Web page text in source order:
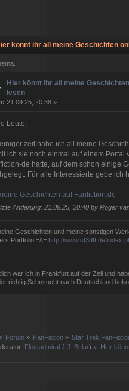
könnt ihr all meine Geschichten
Hier könnt ihr all meine
lesen
21.09.25, 20:38 »
Leute,
zeit habe ich all meine
ich sie noch einmal auf einem
de hatte, auf dem schon einige
Für alle Interessierte gebe ich
Geschichten auf Fanfiction.de
Änderung: 21.09.25, 20:40 by Roger
Geschichten und meine sonstigen
Portfolio =/\= http://www.sf3dff.de/
war ich in Frankfurt auf der Zeil und
richtig Sehnsucht nach Deutschland
Forum» FanFiction » Star Trek
Fleetadmiral J.J. Belar) » Hier